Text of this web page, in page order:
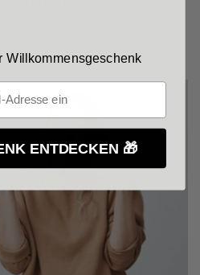
Willkommensgeschenk
ENTDECKEN 🎁